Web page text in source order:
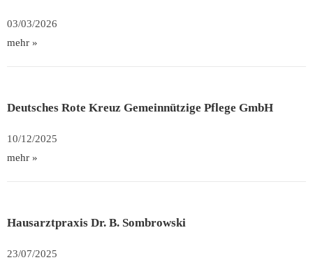
03/03/2026
mehr »
Deutsches Rote Kreuz Gemeinnützige Pflege GmbH
10/12/2025
mehr »
Hausarztpraxis Dr. B. Sombrowski
23/07/2025